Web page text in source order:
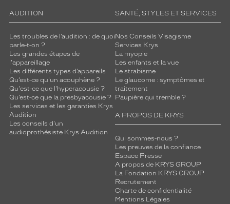
de
protection
Polarisant
Non
Type
de
montage
Cerclé
Taille
AUDITION
Les troubles de l’audition : de quoi
parle-t-on ?
Les grandes étapes de
l'appareillage
Les différents types d’appareils
Qu’est-ce qu'un acouphène ?
Qu'est-ce que l'hyperacousie ?
Qu’est-ce que la presbyacousie ?
Les services et les garanties Krys
Audition
Les conseils d'un
audioprothésiste Krys Audition
SANTÉ, STYLES ET SERVICES
Nos Conseils Visagisme
Services Krys
La myopie
Les enfants et la vue
Le strabisme
Le glaucome : symptômes et
traitement
Paupière qui tremble ?
A PROPOS DE KRYS
Qui sommes-nous ?
Les preuves de la confiance
Espace Presse
A propos de KRYS GROUP
La Fondation KRYS GROUP
Recrutement
Charte de confidentialité
Mentions Légales